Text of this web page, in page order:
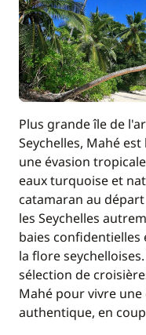
Plus grande île de
Seychelles, Mahé
une évasion
eaux turquoise et
catamaran au
les Seychelles
baies confidentielles
la flore
sélection de
Mahé pour vivre une
authentique, en